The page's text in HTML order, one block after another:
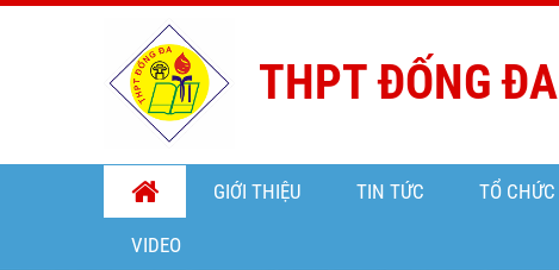
THPT ĐỐNG ĐA
GIỚI THIỆU TIN TỨC TỔ CHỨC
VIDEO